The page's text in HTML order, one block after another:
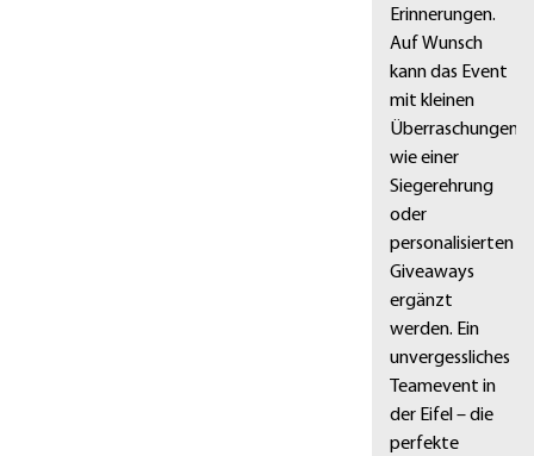
Erinnerungen.
Auf Wunsch
kann das Event
mit kleinen
Überraschungen
wie einer
Siegerehrung
oder
personalisierten
Giveaways
ergänzt
werden. Ein
unvergessliches
Teamevent in
der Eifel – die
perfekte